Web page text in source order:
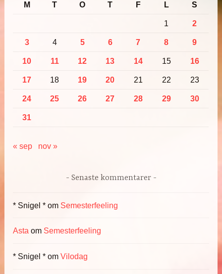
M
T O T F L S
1 2
3 4 5 6 7 8 9
10 11 12 13 14 15 16
17 18 19 20 21 22 23
24 25 26 27 28 29 30
31
« sep nov »
Senaste kommentarer
* Snigel * om Semesterfeeling
Asta om Semesterfeeling
* Snigel * omVilodag